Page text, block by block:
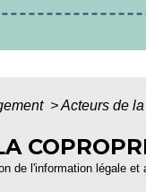
>Acteurs de
de l'information légale